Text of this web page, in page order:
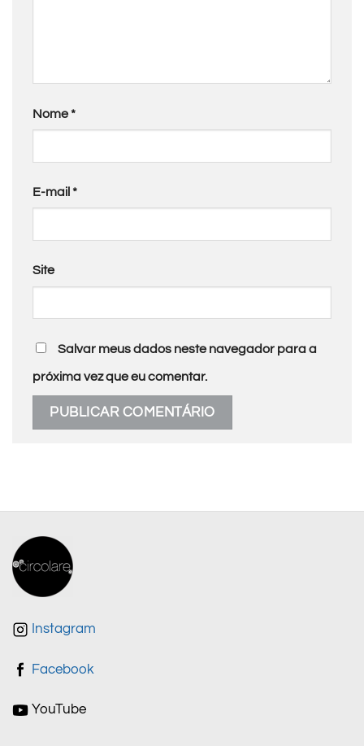
Nome*
E-mail *
Site
Salvar meus dados neste navegador para a
próxima vez que eu comentar.
Instagram
Facebook
YouTube